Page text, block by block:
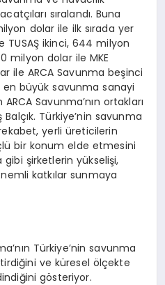
sıralandı. Buna
dolar ile ilk sırada yer
TUSAŞ ikinci, 644 milyon
milyon dolar ile MKE
ile ARCA Savunma beşinci
en büyük savunma sanayi
Savunma’nın ortakları
Türkiye’nin savunma
yerli üreticilerin
bir konum elde etmesini
gibi şirketlerin yükselişi,
katkılar sunmaya
Türkiye’nin savunma
ve küresel ölçekte
gösteriyor.